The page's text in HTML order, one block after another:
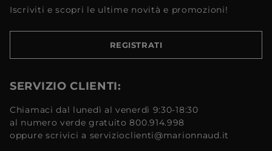
Iscriviti e scopri le ultime novità e promozioni!
REGISTRATI
SERVIZIO CLIENTI:
Chiamaci dal lunedì al venerdì 9:30-18:30
al numero verde gratuito 800.914.998
oppure scrivici a servizioclienti@marionnaud.it